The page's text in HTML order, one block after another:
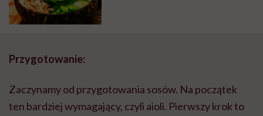
Przygotowanie:
Zaczynamy od przygotowania sosów. Na początek
ten bardziej wymagający, czyli aioli. Pierwszy krok to